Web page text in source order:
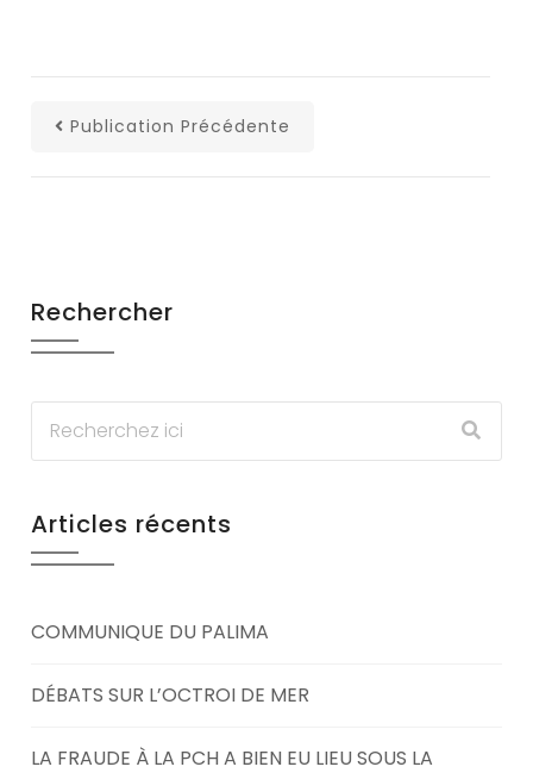
Publication Précédente
Rechercher
Articles récents
COMMUNIQUE DU PALIMA
DÉBATS SUR L’OCTROI DE MER
LA FRAUDE À LA PCH A BIEN EU LIEU SOUS LA